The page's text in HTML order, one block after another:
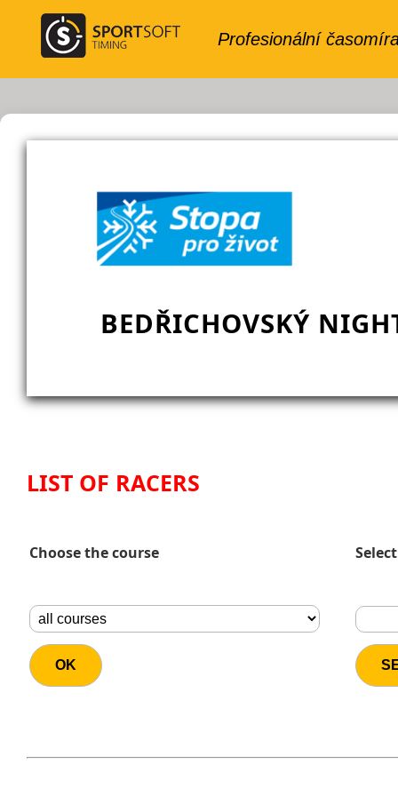
BEDŘICHOVSKÝ
LIST OF RACERS
Choose the course